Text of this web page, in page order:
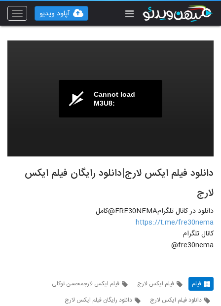
Toggle
آپلود ویدیو
Cannot load
M3U8:
دانلود فیلم ایکس لارج|دانلود رایگان فیلم ایکس
لارج
دانلود در کانال تلگرامFRE30NEMA@کامل
https://t.me/fre30nema
کانال تلگرام
fre30nema@
فیلم فیلم ایکس لارج
فیلم ایکس لارجمحسن توکلی
دانلود فیلم ایکس لارج
دانلود رایگان فیلم ایکس لارج